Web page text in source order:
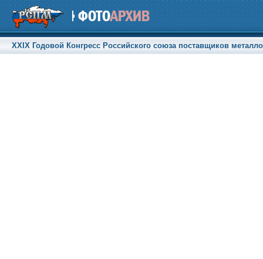
XXIX Годовой Конгресс Российского союза поставщиков